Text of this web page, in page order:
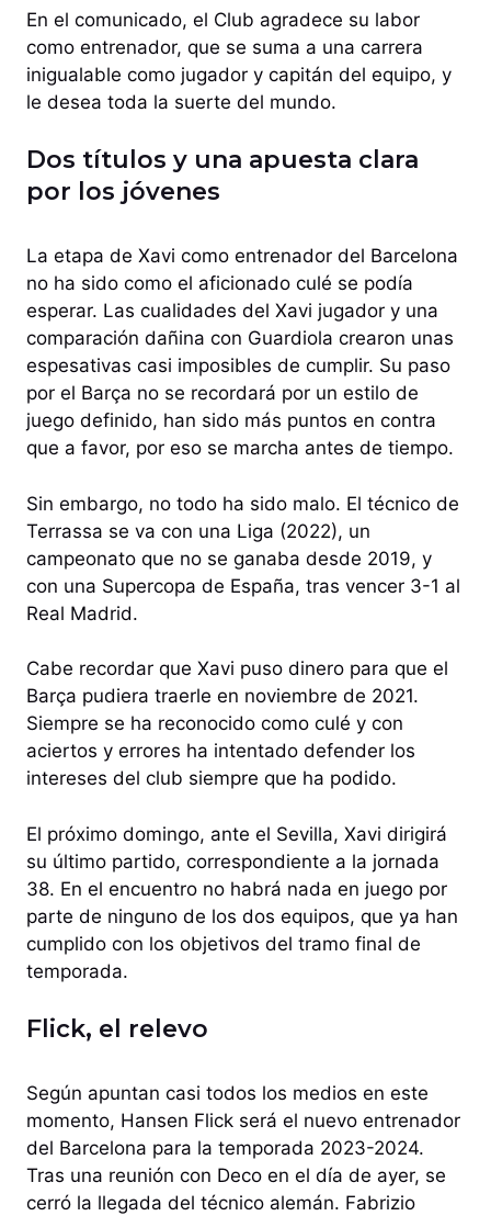
En el comunicado, el Club agradece su labor
como entrenador, que se suma a una carrera
inigualable como jugador y capitán del equipo, y
le desea toda la suerte del mundo.
Dos títulos y una apuesta clara
por los jóvenes
La etapa de Xavi como entrenador del Barcelona
no ha sido como el aficionado culé se podía
esperar. Las cualidades del Xavi jugador y una
comparación dañina con Guardiola crearon unas
espesativas casi imposibles de cumplir. Su paso
por el Barça no se recordará por un estilo de
juego definido, han sido más puntos en contra
que a favor, por eso se marcha antes de tiempo.
Sin embargo, no todo ha sido malo. El técnico de
Terrassa se va con una Liga (2022), un
campeonato que no se ganaba desde 2019, y
con una Supercopa de España, tras vencer 3-1 al
Real Madrid.
Cabe recordar que Xavi puso dinero para que el
Barça pudiera traerle en noviembre de 2021.
Siempre se ha reconocido como culé y con
aciertos y errores ha intentado defender los
intereses del club siempre que ha podido.
El próximo domingo, ante el Sevilla, Xavi dirigirá
su último partido, correspondiente a la jornada
38. En el encuentro no habrá nada en juego por
parte de ninguno de los dos equipos, que ya han
cumplido con los objetivos del tramo final de
temporada.
Flick, el relevo
Según apuntan casi todos los medios en este
momento, Hansen Flick será el nuevo entrenador
del Barcelona para la temporada 2023-2024.
Tras una reunión con Deco en el día de ayer, se
cerró la llegada del técnico alemán. Fabrizio